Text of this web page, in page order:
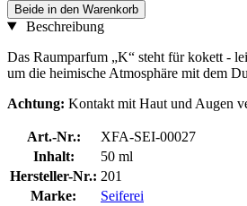
Beide in den Warenkorb
Beschreibung
Das Raumparfum „K“ steht für kokett -
um die heimische Atmosphäre mit dem
Achtung: Kontakt mit Haut und Augen
Art.-Nr.:
XFA-SEI-00027
Inhalt:
50 ml
Hersteller-Nr.: 201
Marke:
Seiferei